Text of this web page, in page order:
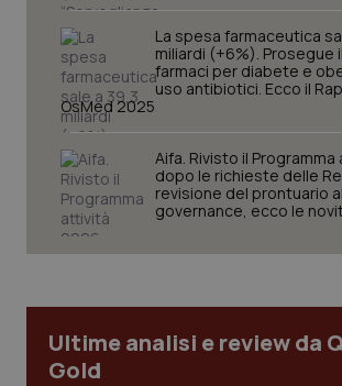
La spesa farmaceutica
miliardi (+6%). Prosegue
farmaci per diabete e
uso antibiotici. Ecco il
OsMed 2025
Aifa. Rivisto il
dopo le richieste delle
revisione del prontuario
governance, ecco le
Ultime analisi e review da
Gold